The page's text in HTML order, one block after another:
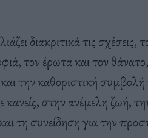
διακριτικά τις
τον έρωτα και τον
την καθοριστική
κανείς, στην ανέμελη ζωή,
τη συνείδηση για την